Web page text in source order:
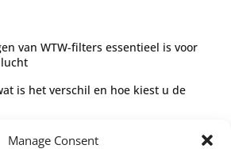
Manage Consent
van WTW-filters essentieel is voor
is het verschil en hoe kiest u de
filtertypes en het kiezen van de